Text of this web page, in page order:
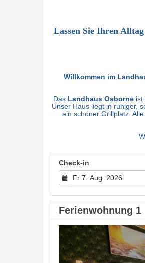
Lassen Sie Ihren
Willkommen im
Das Landhaus Osborne ist
Unser Haus liegt in ruhiger,
ein schöner Grillplatz.
Check-in
Ferienwohnung 1
Previous